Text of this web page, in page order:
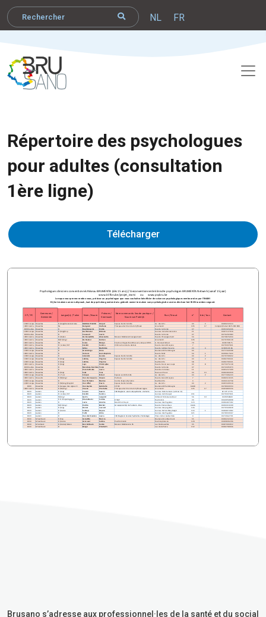
NL FR
Répertoire des psychologues
pour adultes (consultation
1ère ligne)
Télécharger
Brusano s’adresse aux professionnel·les de la santé et du social